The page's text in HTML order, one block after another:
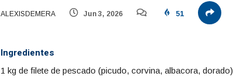
ALEXISDEMERA Jun 3, 2026 51
Ingredientes
1 kg de filete de pescado (picudo, corvina, albacora, dorado)